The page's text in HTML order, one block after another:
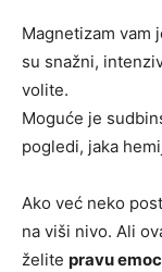
Magnetizam vam
su snažni,
volite.
Moguće je
pogledi, jaka
Ako već neko
na viši nivo. Ali
želite pravu